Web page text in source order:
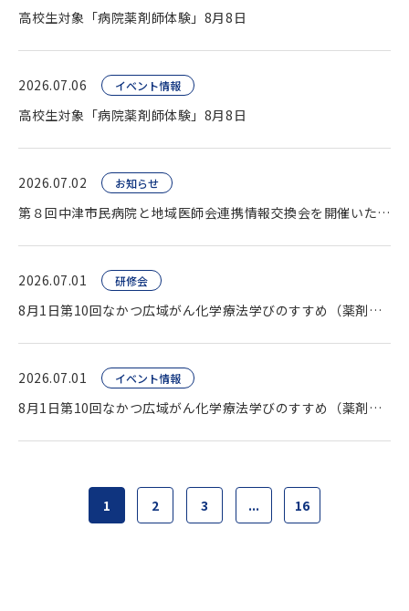
高校生対象「病院薬剤師体験」8月8日
2026.07.06 イベント情報
高校生対象「病院薬剤師体験」8月8日
2026.07.02 お知らせ
第８回中津市民病院と地域医師会連携情報交換会を開催いたしました。
2026.07.01 研修会
8月1日第10回なかつ広域がん化学療法学びのすすめ（薬剤師向け研修会）開催します。
2026.07.01 イベント情報
8月1日第10回なかつ広域がん化学療法学びのすすめ（薬剤師向け研修会）開催します。
1 2 3 ... 16